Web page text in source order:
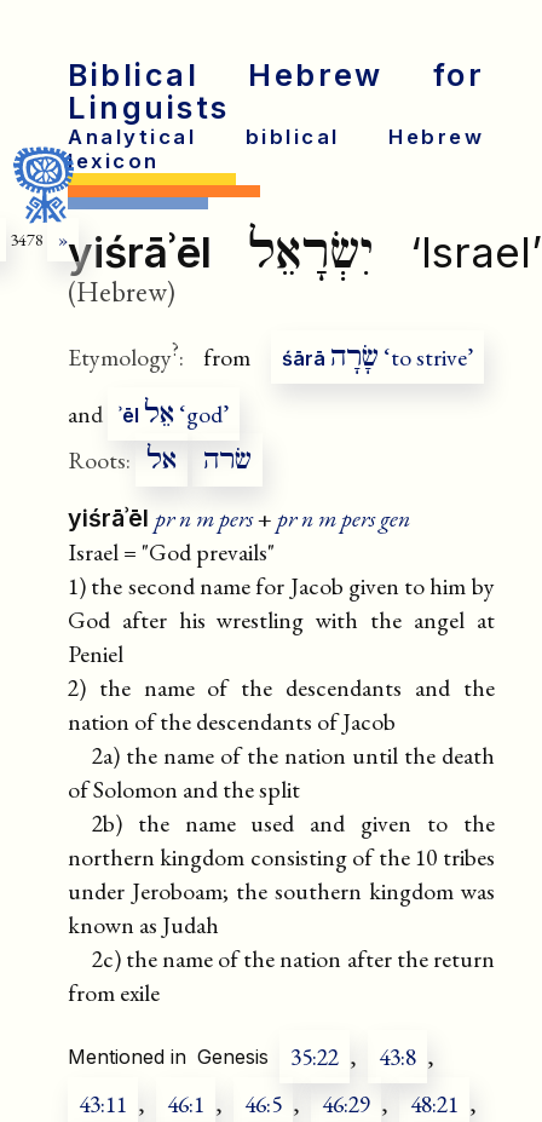
Biblical Hebrew for
Linguists
Analytical biblical Hebrew
lexicon
3478 »yiśrāʾēl יִשְׂרָאֵל ‘Israel’
(Hebrew)
Etymology?: from śārā שָׂרָה ‘to strive’
and
ʾēl אֵל‘god’
Roots:
שׂרה אל
yiśrāʾēl pr n m pers+pr n m pers gen
Israel = "God prevails"
1) the second name for Jacob given to him by
God after his wrestling with the angel at
Peniel
2) the name of the descendants and the
nation of the descendants of Jacob
2a) the name of the nation until the death
of Solomon and the split
2b) the name used and given to the
northern kingdom consisting of the 10 tribes
under Jeroboam; the southern kingdom was
known as Judah
2c) the name of the nation after the return
from exile
Mentioned in Genesis 35:22 , 43:8 ,
43:11 , 46:1 , 46:5 , 46:29 , 48:21 ,